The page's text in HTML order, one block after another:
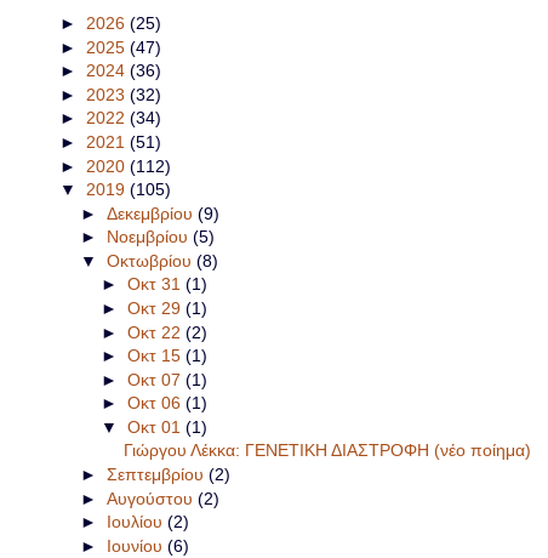
► 2026 (25)
► 2025 (47)
► 2024 (36)
► 2023 (32)
► 2022 (34)
► 2021 (51)
► 2020 (112)
▼ 2019 (105)
► Δεκεμβρίου (9)
► Νοεμβρίου (5)
▼ Οκτωβρίου (8)
►Οκτ 31(1)
►Οκτ 29(1)
►Οκτ 22(2)
►Οκτ 15(1)
►Οκτ 07(1)
►Οκτ 06(1)
▼Οκτ 01(1)
Γιώργου Λέκκα: ΓΕΝΕΤΙΚΗ ΔΙΑΣΤΡΟΦΗ (νέο ποίημα)
► Σεπτεμβρίου (2)
► Αυγούστου (2)
► Ιουλίου (2)
► Ιουνίου (6)